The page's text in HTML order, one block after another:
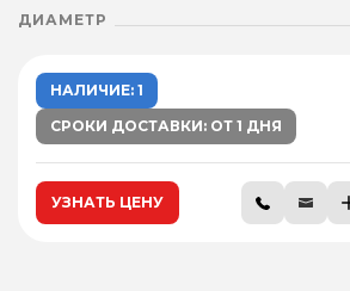
ДИАМЕТР
НАЛИЧИЕ: 1
СРОКИ ДОСТАВКИ: ОТ 1 ДНЯ
УЗНАТЬ ЦЕНУ